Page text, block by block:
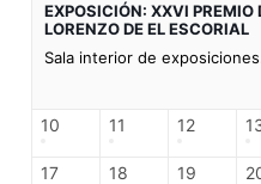
EXPOSICIÓN: XXVI PREMIO
LORENZO DE EL ESCORIAL
Sala interior de
10 11 12
17 18 19